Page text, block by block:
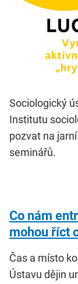
Sociologický
Institutu
pozvat na
seminářů.
Co nám
mohou říct
Čas a místo
Ústavu dějin